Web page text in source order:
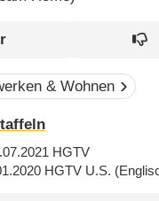
& Wohnen
HGTV
HGTV U.S.